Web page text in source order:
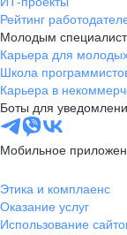
Рейтинг
Молодым
Карьера для
Школа
Карьера в
Боты для
Мобильное
Этика и комплаенс
Оказание услуг
Использование